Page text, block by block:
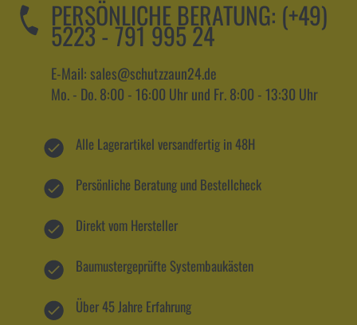
PERSÖNLICHE BERATUNG: (+49)
5223 - 791 995 24
E-Mail: sales@schutzzaun24.de
Mo. - Do. 8:00 - 16:00 Uhr und Fr. 8:00 - 13:30 Uhr
Alle Lagerartikel versandfertig in 48H
Persönliche Beratung und Bestellcheck
Direkt vom Hersteller
Baumustergeprüfte Systembaukästen
Über 45 Jahre Erfahrung